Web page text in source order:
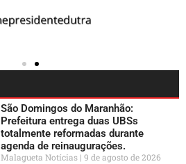
São Domingos do Maranhão:
Prefeitura entrega duas UBSs
totalmente reformadas durante
agenda de reinaugurações.
Malagueta Notícias 9 de agosto de 2026